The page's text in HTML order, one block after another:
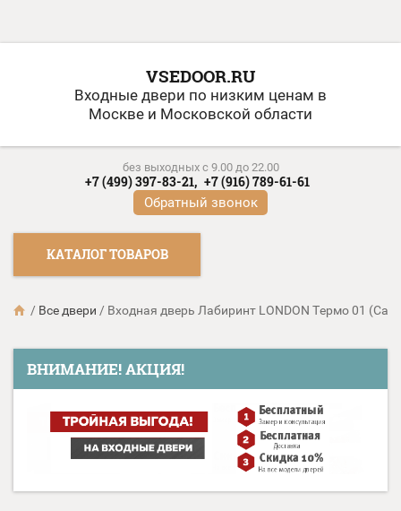
VSEDOOR.RU
Входные двери по низким ценам в
Москве и Московской области
без выходных c 9.00 до 22.00
+7 (499) 397-83-21, +7 (916) 789-61-61
Обратный звонок
КАТАЛОГ ТОВАРОВ
/ Все двери / Входная дверь Лабиринт LONDON Термо 01
ВНИМАНИЕ! АКЦИЯ!